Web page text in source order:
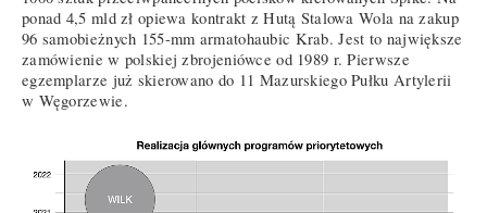
ponad 4,5 mld zł opiewa kontrakt z Hutą Stalowa Wola na zakup
96 samobieżnych 155-mm armatohaubic Krab. Jest to największe
zamówienie w polskiej zbrojeniówce od 1989 r. Pierwsze
egzemplarze już skierowano do 11 Mazurskiego Pułku Artylerii
w Węgorzewie.